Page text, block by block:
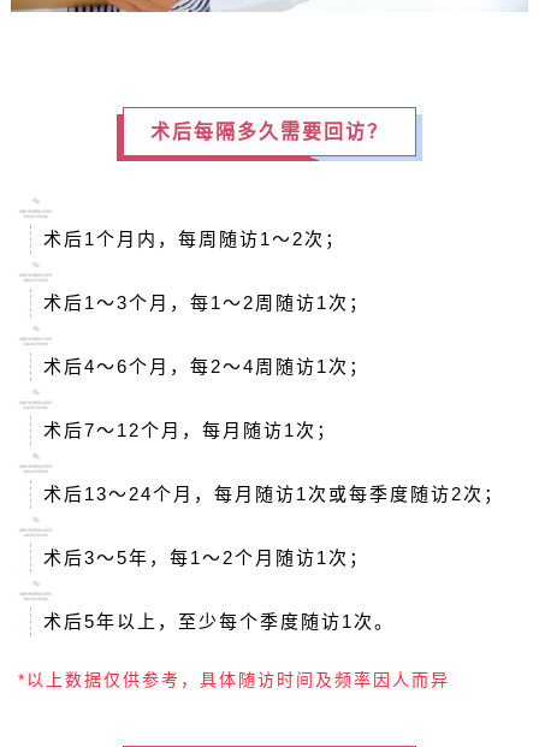
术后每隔多久需要回访？
术后1个月内，每周随访1～2次；
术后1～3个月，每1～2周随访1次；
术后4～6个月，每2～4周随访1次；
术后7～12个月，每月随访1次；
术后13～24个月，每月随访1次或每季度随访2次；
术后3～5年，每1～2个月随访1次；
术后5年以上，至少每个季度随访1次。
*以上数据仅供参考，具体随访时间及频率因人而异